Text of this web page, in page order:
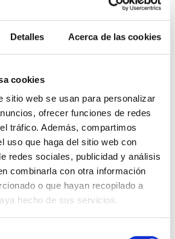
Detalles Acerca de las cookies
cookies
sitio web se usan para personalizar
ofrecer funciones de redes
tráfico. Además, compartimos
uso que haga del sitio web con
redes sociales, publicidad y análisis
combinarla con otra información
o que hayan recopilado a
hecho de sus servicios.
parte superior de malla técnica
y refuerzos sintéticos, esta
caucho de doble densidad destaca
en ascensos rocosos como en
suelto. Además, cuenta con una
protege el pie contra impactos
o raíces, asegurando una
en todo momento.
Mantiene los pies
en jornadas de alta